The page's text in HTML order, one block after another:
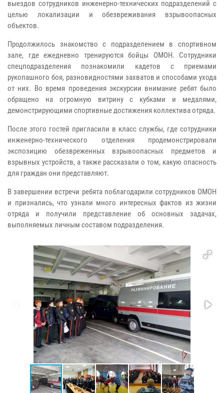
выездов сотрудников инженерно-технических подразделений с
целью локализации и обезвреживания взрывоопасных
объектов.
Продолжилось знакомство с подразделением в спортивном
зале, где ежедневно тренируются бойцы ОМОН. Сотрудники
спецподразделения познакомили кадетов с приемами
рукопашного боя, разновидностями захватов и способами ухода
от них. Во время проведения экскурсии внимание ребят было
обращено на огромную витрину с кубками и медалями,
демонстрирующими спортивные достижения коллектива отряда.
После этого гостей пригласили в класс службы, где сотрудники
инженерно-технического отделения продемонстрировали
экспозицию обезвреженных взрывоопасных предметов и
взрывных устройств, а также рассказали о том, какую опасность
для граждан они представляют.
В завершении встречи ребята поблагодарили сотрудников ОМОН
и признались, что узнали много интересных фактов из жизни
отряда и получили представление об основных задачах,
выполняемых личным составом подразделения.